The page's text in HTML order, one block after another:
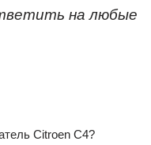
на любые
Citroen C4?